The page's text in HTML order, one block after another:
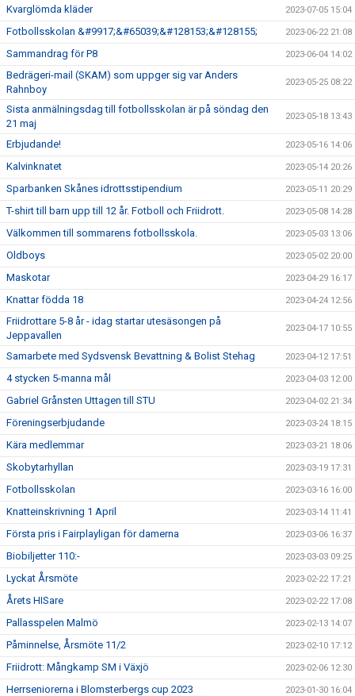
Kvarglömda kläder 2023-07-05 15:04
Fotbollsskolan &#9917;&#65039;&#128153;&#128155; 2023-06-22 21:08
Sammandrag för P8 2023-06-04 14:02
Bedrägeri-mail (SKAM) som uppger sig var Anders
Rahnboy
2023-05-25 08:22
Sista anmälningsdag till fotbollsskolan är på söndag den
21 maj
2023-05-18 13:43
Erbjudande! 2023-05-16 14:06
Kalvinknatet 2023-05-14 20:26
Sparbanken Skånes idrottsstipendium 2023-05-11 20:29
T-shirt till barn upp till 12 år. Fotboll och Friidrott. 2023-05-08 14:28
Välkommen till sommarens fotbollsskola. 2023-05-03 13:06
Oldboys 2023-05-02 20:00
Maskotar 2023-04-29 16:17
Knattar födda 18 2023-04-24 12:56
Friidrottare 5-8 år - idag startar utesäsongen på
Jeppavallen
2023-04-17 10:55
Samarbete med Sydsvensk Bevattning & Bolist Stehag 2023-04-12 17:51
4 stycken 5-manna mål 2023-04-03 12:00
Gabriel Grånsten Uttagen till STU 2023-04-02 21:34
Föreningserbjudande 2023-03-24 18:15
Kära medlemmar 2023-03-21 18:06
Skobytarhyllan 2023-03-19 17:31
Fotbollsskolan 2023-03-16 16:00
Knatteinskrivning 1 April 2023-03-14 11:41
Första pris i Fairplayligan för damerna 2023-03-06 16:37
Biobiljetter 110:- 2023-03-03 09:25
Lyckat Årsmöte 2023-02-22 17:21
Årets HISare 2023-02-22 17:08
Pallasspelen Malmö 2023-02-13 14:07
Påminnelse, Årsmöte 11/2 2023-02-10 17:12
Friidrott: Mångkamp SM i Växjö 2023-02-06 12:30
Herrseniorerna i Blomsterbergs cup 2023 2023-01-30 16:04